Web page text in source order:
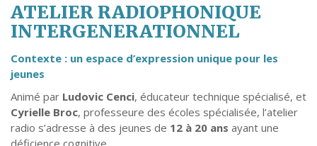
ATELIER RADIOPHONIQUE
INTERGENERATIONNEL
Contexte : un espace d’expression unique pour les
jeunes
Animé par Ludovic Cenci, éducateur technique spécialisé, et
Cyrielle Broc, professeure des écoles spécialisée, l’atelier
radio s’adresse à des jeunes de 12 à 20 ans ayant une
déficience cognitive.